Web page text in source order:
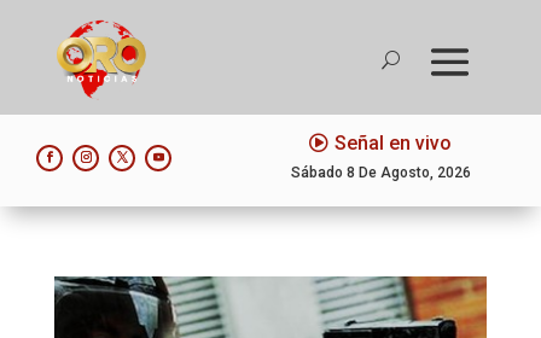
Señal en vivo
Sábado 8 De Agosto, 2026